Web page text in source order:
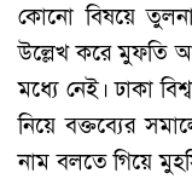
কোনো বিষয়ে
উল্লেখ করে মুফতি
মধ্যে নেই। ঢাকা
নিয়ে বক্তব্যের
নাম বলতে গিয়ে